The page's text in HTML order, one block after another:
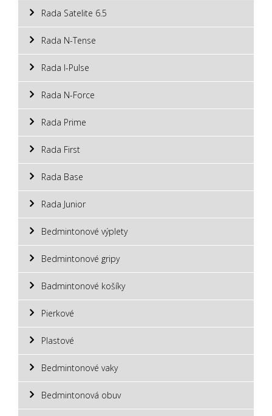
Rada Satelite 6.5
Rada N-Tense
Rada I-Pulse
Rada N-Force
Rada Prime
Rada First
Rada Base
Rada Junior
Bedmintonové výplety
Bedmintonové gripy
Badmintonové košíky
Pierkové
Plastové
Bedmintonové vaky
Bedmintonová obuv